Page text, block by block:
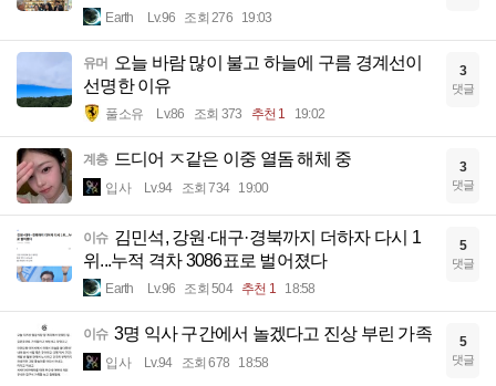
Earth Lv.96 조회 276 19:03
유머 오늘 바람 많이 불고 하늘에 구름 경계선이
선명한 이유
풀소유 Lv.86 조회 373 추천 1 19:02
3
댓글
계층 드디어 ㅈ같은 이중 열돔 해체 중
입사 Lv.94 조회 734 19:00
3
댓글
이슈 김민석, 강원·대구·경북까지 더하자 다시 1
위...누적 격차 3086표로 벌어졌다
Earth Lv.96 조회 504 추천 1 18:58
5
댓글
이슈 3명 익사 구간에서 놀겠다고 진상 부린 가족
입사 Lv.94 조회 678 18:58
5
댓글